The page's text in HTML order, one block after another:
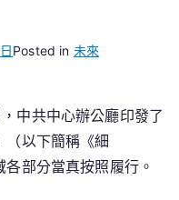
Posted in 未來
中共中心辦公廳印發了
（以下簡稱《細
部分當真按照履行。